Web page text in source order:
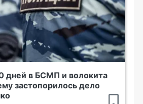
дней в БСМП и волокита
застопорилось дело